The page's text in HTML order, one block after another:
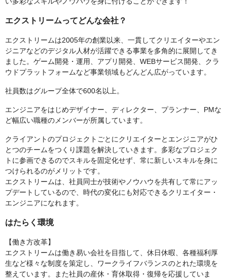
エクストリームってどんな会社？
エクストリームは2005年の創業以来、一貫してクリエイターやエン
ジニアなどのデジタル人材が活躍できる事業を多角的に展開してき
ました。ゲーム開発・運用、アプリ開発、WEBサービス開発、クラ
ウドプラットフォームなど事業領域もどんどん広がっています。
社員数はグループ全体で600名以上。
エンジニアをはじめデザイナー、ディレクター、プランナー、PMな
ど幅広い職種のメンバーが所属しています。
クライアントのプロジェクトごとにクリエイターとエンジニアがひ
とつのチームをつくり課題を解決していきます。多彩なプロジェク
トに参画できるのでスキルを固定化せず、常に新しいスキルを身に
つけられるのがメリットです。
エクストリームは、社員同士が技術やノウハウを共有して常にアッ
プデートしているので、時代の変化にも対応できるクリエイター・
エンジニアになれます。
はたらく環境
【働き方改革】
エクストリームは働き易い会社を目指して、休日休暇、各種福利厚
生など様々な制度を策定し、ワークライフバランスのとれた環境を
整えています。また社員の産休・育休取得・復帰を応援していま